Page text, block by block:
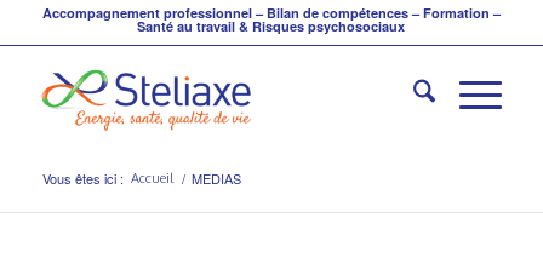
Accompagnement professionnel – Bilan de compétences – Formation –
Santé au travail & Risques psychosociaux
Vous êtes ici : Accueil / MEDIAS